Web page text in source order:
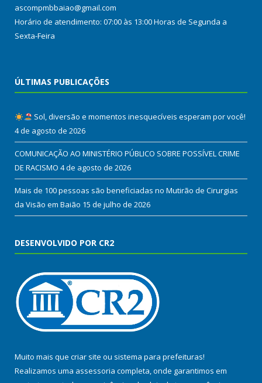
ascompmbbaiao@gmail.com
Horário de atendimento: 07:00 às 13:00 Horas de Segunda a
Sexta-Feira
ÚLTIMAS PUBLICAÇÕES
Sol, diversão e momentos inesquecíveis esperam por você!
4 de agosto de 2026
COMUNICAÇÃO AO MINISTÉRIO PÚBLICO SOBRE POSSÍVEL CRIME
DE RACISMO 4 de agosto de 2026
Mais de 100 pessoas são beneficiadas no Mutirão de Cirurgias
da Visão em Baião 15 de julho de 2026
DESENVOLVIDO POR CR2
Muito mais que criar site ou sistema para prefeituras!
Realizamos uma assessoria completa, onde garantimos em